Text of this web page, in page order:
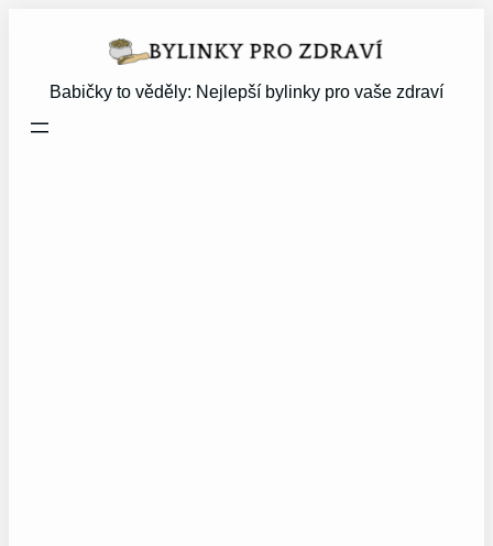
Babičky to věděly: Nejlepší bylinky pro vaše zdraví